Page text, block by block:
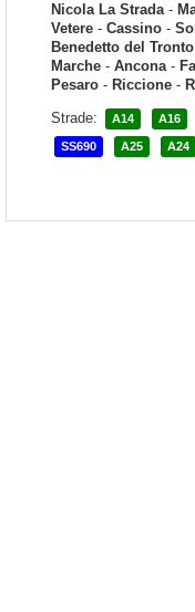
Nicola La Strada-
Vetere - Cassino -
Benedetto del Tronto
Marche - Ancona-
Pesaro - Riccione -
Strade:
A14 A16
SS690 A25 A24